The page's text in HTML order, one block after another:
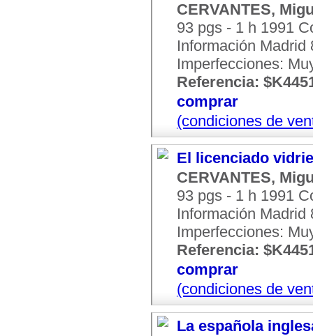
CERVANTES,
93 pgs - 1 h 1991
Información Madrid
Imperfecciones:
Referencia:
comprar
(condiciones de
El licenciado
CERVANTES,
93 pgs - 1 h 1991
Información Madrid
Imperfecciones:
Referencia:
comprar
(condiciones de
La española